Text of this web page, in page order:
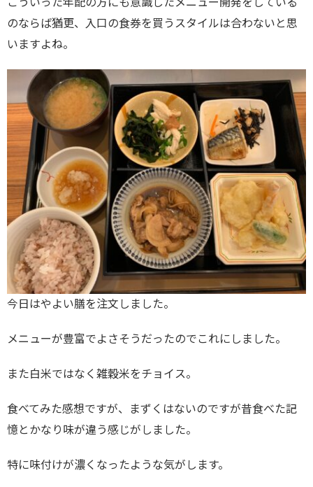
こういった年配の方にも意識したメニュー開発をしている
のならば猶更、入口の食券を買うスタイルは合わないと思
いますよね。
今日はやよい膳を注文しました。
メニューが豊富でよさそうだったのでこれにしました。
また白米ではなく雑穀米をチョイス。
食べてみた感想ですが、まずくはないのですが昔食べた記
憶とかなり味が違う感じがしました。
特に味付けが濃くなったような気がします。